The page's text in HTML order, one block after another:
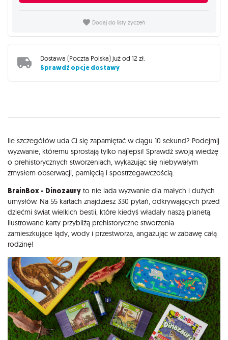
Dodaj do listy życzeń
Dostawa (Poczta Polska) już od 12 zł
Sprawdź opcje dostawy
Opis
Ile szczegółów uda Ci się zapamiętać w ciągu 10 sekund? Podejmij
wyzwanie, któremu sprostają tylko najlepsi! Sprawdź swoją wiedzę
o prehistorycznych stworzeniach, wykazując się niebywałym
zmysłem obserwacji, pamięcią i spostrzegawczością.
BrainBox - Dinozaury to nie lada wyzwanie dla małych i dużych
umysłów. Na 55 kartach znajdziesz 330 pytań, odkrywających przed
dziećmi świat wielkich bestii, które kiedyś władały naszą planetą.
Ilustrowane karty przybliżą prehistoryczne stworzenia
zamieszkujące lądy, wody i przestworza, angażując w zabawę całą
rodzinę!